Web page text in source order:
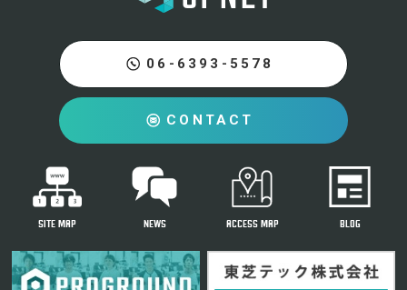
06-6393-5578
CONTACT
SITE MAP NEWS ACCESS MAP BLOG